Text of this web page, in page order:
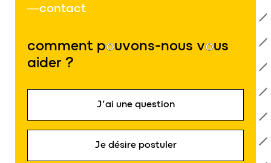
contact
comment pouvons-nous vous
aider ?
J’ai une question
Je désire postuler